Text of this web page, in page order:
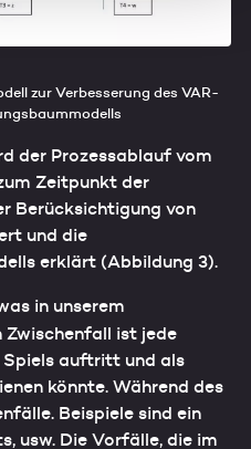
intelligence agencies cannot
49, Sec. 1 letter a)
processing, about the
regarding the information
our
Data Protection
zur Verbesserung des VAR-
der Prozessablauf vom
Zeitpunkt der
Berücksichtigung von
und die
erklärt (Abbildung 3).
in unserem
Zwischenfall ist jede
auftritt und als
könnte. Während des
Beispiele sind ein
usw. Die Vorfälle, die im